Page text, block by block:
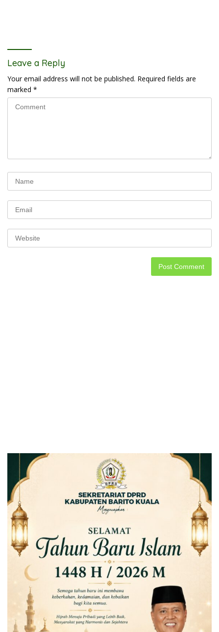
Leave a Reply
Your email address will not be published. Required fields are
marked *